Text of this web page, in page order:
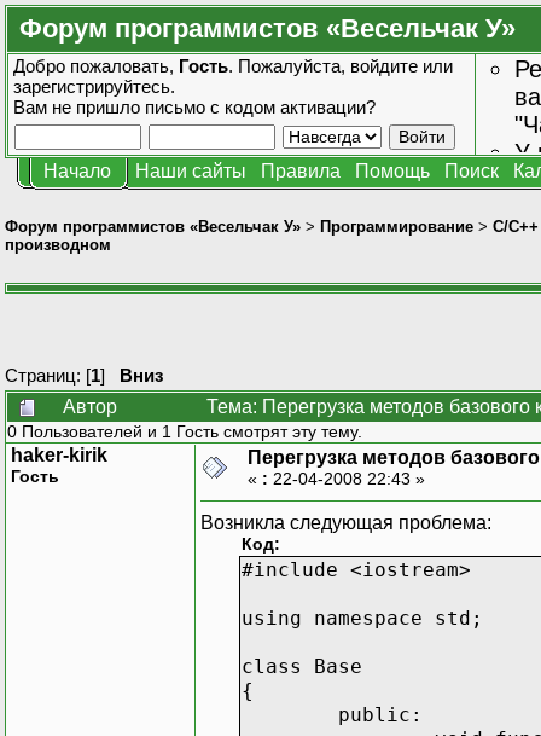
Форум программистов «Весельчак У»
Добро пожаловать, Гость. Пожалуйста, войдите или
зарегистрируйтесь.
Вам не пришло письмо с кодом активации?
У
Начало Наши сайты Правила Помощь Поиск
Форум программистов «Весельчак У» > Программирование > C/C++
производном
Страниц: [1] Вниз
Автор
Тема: Перегрузка методов
0 Пользователей и 1 Гость смотрят эту тему.
haker-kirik
Гость
Перегрузка методов
« : 22-04-2008 22:43 »
Возникла следующая проблема:
Код:
#include <iostream>
using namespace std;
class Base
{
public: